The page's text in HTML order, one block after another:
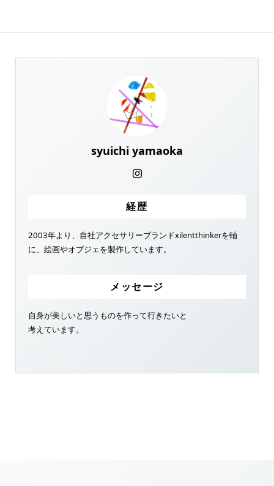
syuichi yamaoka
経歴
2003年より、自社アクセサリーブランドxilentthinkerを軸
に、絵画やオブジェを製作しています。
メッセージ
自身が美しいと思うものを作って行きたいと
考えています。